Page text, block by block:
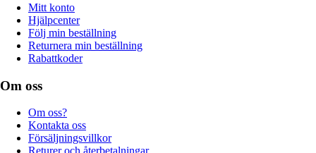
Mitt konto
Hjälpcenter
Följ min beställning
Returnera min beställning
Rabattkoder
Om oss
Om oss?
Kontakta oss
Försäljningsvillkor